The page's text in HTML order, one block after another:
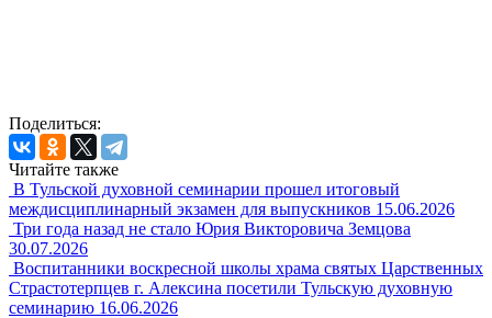
Поделиться:
Читайте также
В Тульской духовной семинарии прошел итоговый
междисциплинарный экзамен для выпускников 15.06.2026
Три года назад не стало Юрия Викторовича Земцова
30.07.2026
Воспитанники воскресной школы храма святых Царственных
Страстотерпцев г. Алексина посетили Тульскую духовную
семинарию 16.06.2026